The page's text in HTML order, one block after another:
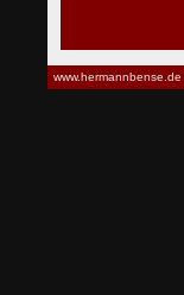
www.hermannbense.de